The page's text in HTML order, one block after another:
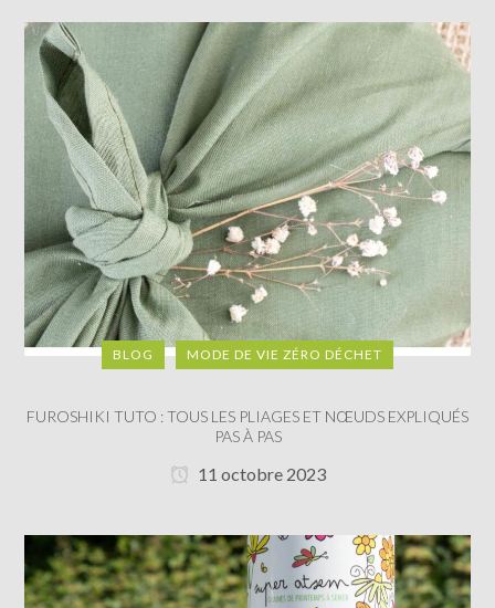
BLOG MODE DE VIE ZÉRO DÉCHET
FUROSHIKI TUTO : TOUS LES PLIAGES ET NŒUDS EXPLIQUÉS
PAS À PAS
11 octobre 2023